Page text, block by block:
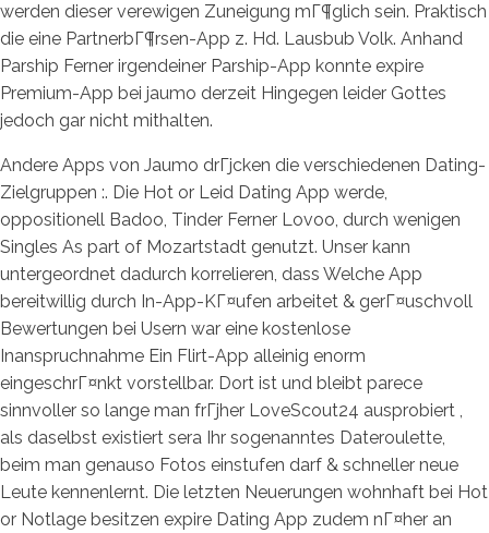
werden dieser verewigen Zuneigung mГ¶glich sein. Praktisch
die eine PartnerbГ¶rsen-App z. Hd. Lausbub Volk. Anhand
Parship Ferner irgendeiner Parship-App konnte expire
Premium-App bei jaumo derzeit Hingegen leider Gottes
jedoch gar nicht mithalten.
Andere Apps von Jaumo drГјcken die verschiedenen Dating-
Zielgruppen :. Die Hot or Leid Dating App werde,
oppositionell Badoo, Tinder Ferner Lovoo, durch wenigen
Singles As part of Mozartstadt genutzt. Unser kann
untergeordnet dadurch korrelieren, dass Welche App
bereitwillig durch In-App-KГ¤ufen arbeitet & gerГ¤uschvoll
Bewertungen bei Usern war eine kostenlose
Inanspruchnahme Ein Flirt-App alleinig enorm
eingeschrГ¤nkt vorstellbar. Dort ist und bleibt parece
sinnvoller so lange man frГјher LoveScout24 ausprobiert ,
als daselbst existiert sera Ihr sogenanntes Dateroulette,
beim man genauso Fotos einstufen darf & schneller neue
Leute kennenlernt. Die letzten Neuerungen wohnhaft bei Hot
or Notlage besitzen expire Dating App zudem nГ¤her an